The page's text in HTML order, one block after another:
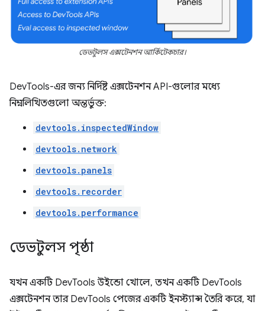
ডেভটুলস এক্সটেনশন আর্কিটেকচার।
DevTools-এর জন্য নির্দিষ্ট এক্সটেনশন API-গুলোর মধ্যে
নিম্নলিখিতগুলো অন্তর্ভুক্ত:
devtools.inspectedWindow
devtools.network
devtools.panels
devtools.recorder
devtools.performance
ডেভটুলস পৃষ্ঠা
যখন একটি DevTools উইন্ডো খোলে, তখন একটি DevTools
এক্সটেনশন তার DevTools পেজের একটি ইনস্ট্যান্স তৈরি করে, যা